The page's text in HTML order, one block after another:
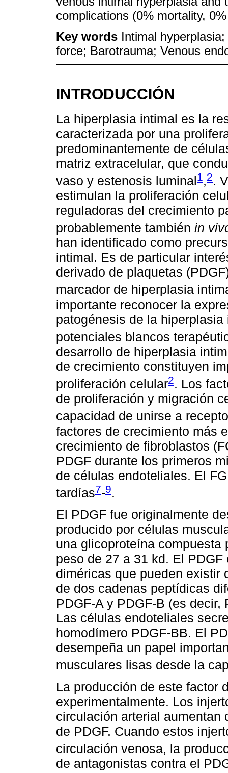
complications (0% mortality,
Key words Intimal
force; Barotrauma; Venous
INTRODUCCIÓN
La hiperplasia intimal es la
caracterizada por una
predominantemente de
matriz extracelular, que
vaso y estenosis luminal1,2.
estimulan la proliferación
reguladoras del crecimiento
probablemente también in
han identificado como
intimal. Es de particular
derivado de plaquetas
marcador de hiperplasia
importante reconocer la
patogénesis de la
potenciales blancos
desarrollo de hiperplasia
de crecimiento constituyen
proliferación celular2. Los
de proliferación y migración
capacidad de unirse a
factores de crecimiento más
crecimiento de fibroblastos
PDGF durante los primeros
de células endoteliales. El
tardías7-9.
El PDGF fue originalmente
producido por células
una glicoproteína compuesta
peso de 27 a 31 kd. El
diméricas que pueden existir
de dos cadenas peptídicas
PDGF-A y PDGF-B (es
Las células endoteliales
homodímero PDGF-BB. El
desempeña un papel
musculares lisas desde la
La producción de este factor
experimentalmente. Los
circulación arterial aumentan
de PDGF. Cuando estos
circulación venosa, la
de antagonistas contra el